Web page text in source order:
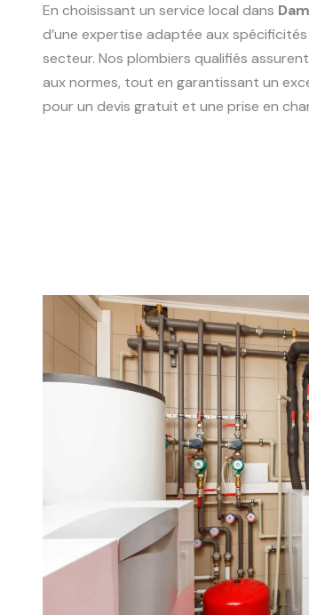
En choisissant un service local dans
d’une expertise adaptée aux
secteur. Nos plombiers qualifiés
aux normes, tout en garantissant un
pour un devis gratuit et une prise en